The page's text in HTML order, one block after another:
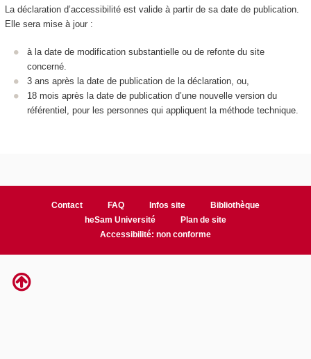
La déclaration d’accessibilité est valide à partir de sa date de publication.
Elle sera mise à jour :
à la date de modification substantielle ou de refonte du site
concerné.
3 ans après la date de publication de la déclaration, ou,
18 mois après la date de publication d’une nouvelle version du
référentiel, pour les personnes qui appliquent la méthode technique.
Contact FAQ Infos site
Bibliothèque
heSam Université
Plan de site
Accessibilité: non conforme